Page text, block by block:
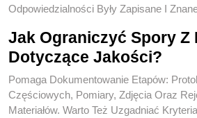
Odpowiedzialności Były Zapisane I
Jak Ograniczyć Spory Z
Dotyczące Jakości?
Pomaga Dokumentowanie Etapów:
Częściowych, Pomiary, Zdjęcia Oraz
Materiałów. Warto Też Uzgadniać